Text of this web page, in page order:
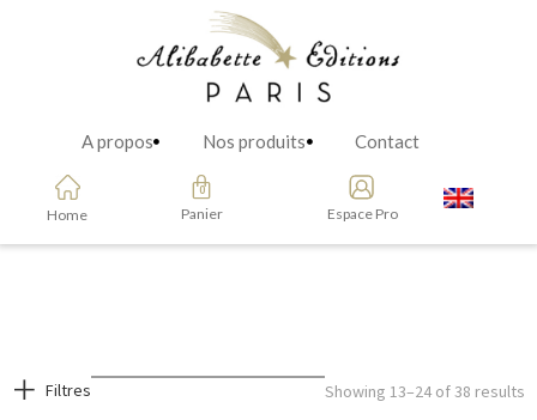
A propos Nos produits Contact
Home Panier Espace Pro
Filtres Showing 13–24 of 38 results